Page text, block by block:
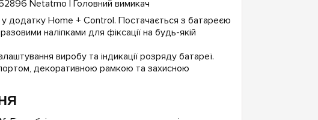
додатку Home + Control. Постачається з батареєю
наліпками для фіксації на будь-якій
виробу та індикації розряду батареї.
декоративною рамкою та захисною